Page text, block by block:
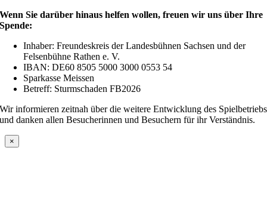
Wenn Sie darüber hinaus helfen wollen, freuen wir uns über Ihre
Spende:
Inhaber: Freundeskreis der Landesbühnen Sachsen und der
Felsenbühne Rathen e. V.
IBAN: DE60 8505 5000 3000 0553 54
Sparkasse Meissen
Betreff: Sturmschaden FB2026
Wir informieren zeitnah über die weitere Entwicklung des Spielbetriebs
und danken allen Besucherinnen und Besuchern für ihr Verständnis.
×